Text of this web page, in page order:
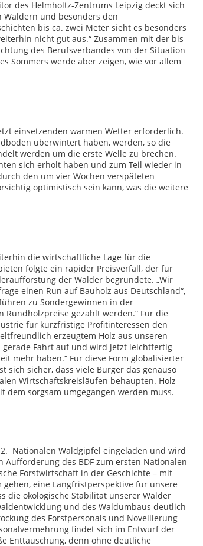
des Helmholtz-Zentrums Leipzig deckt sich
Wäldern und besonders den
bis ca. zwei Meter sieht es besonders
nicht gut aus.“ Zusammen mit der bis
des Berufsverbandes von der Situation
Sommers werde aber zeigen, wie vor allem
einsetzenden warmen Wetter erforderlich.
überwintert haben, werden, so die
werden um die erste Welle zu brechen.
sich erholt haben und zum Teil wieder in
den um vier Wochen verspäteten
optimistisch sein kann, was die weitere
die wirtschaftliche Lage für die
folgte ein rapider Preisverfall, der für
der Wälder begründete. „Wir
einen Run auf Bauholz aus Deutschland“,
zu Sondergewinnen in der
gezahlt werden.“ Für die
für kurzfristige Profitinteressen den
erzeugtem Holz aus unseren
Fahrt auf und wird jetzt leichtfertig
mehr haben.“ Für diese Form globalisierter
sich sicher, dass viele Bürger das genauso
Wirtschaftskreisläufen behaupten. Holz
dem sorgsam umgegangen werden muss.
Nationalen Waldgipfel eingeladen und wird
des BDF zum ersten Nationalen
Forstwirtschaft in der Geschichte – mit
eine Langfristperspektive für unsere
die ökologische Stabilität unserer Wälder
und des Waldumbaus deutlich
des Forstpersonals und Novellierung
findet sich im Entwurf der
Enttäuschung, denn ohne deutliche